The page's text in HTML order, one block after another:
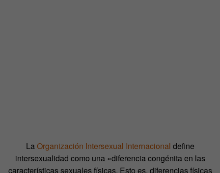
LaOrganización Intersexual Internacional define
intersexualidad como una «diferencia congénita en las
características sexuales físicas. Esto es, diferencias físicas